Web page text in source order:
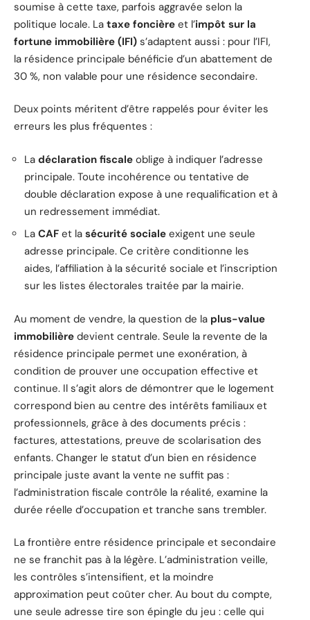
soumise à cette taxe, parfois aggravée selon la
politique locale. La taxe foncière et l’impôt sur la
fortune immobilière (IFI) s’adaptent aussi : pour l’IFI,
la résidence principale bénéficie d’un abattement de
30 %, non valable pour une résidence secondaire.
Deux points méritent d’être rappelés pour éviter les
erreurs les plus fréquentes :
La déclaration fiscale oblige à indiquer l’adresse
principale. Toute incohérence ou tentative de
double déclaration expose à une requalification et à
un redressement immédiat.
La CAF et la sécurité sociale exigent une seule
adresse principale. Ce critère conditionne les
aides, l’affiliation à la sécurité sociale et l’inscription
sur les listes électorales traitée par la mairie.
Au moment de vendre, la question de la plus-value
immobilière devient centrale. Seule la revente de la
résidence principale permet une exonération, à
condition de prouver une occupation effective et
continue. Il s’agit alors de démontrer que le logement
correspond bien au centre des intérêts familiaux et
professionnels, grâce à des documents précis :
factures, attestations, preuve de scolarisation des
enfants. Changer le statut d’un bien en résidence
principale juste avant la vente ne suffit pas :
l’administration fiscale contrôle la réalité, examine la
durée réelle d’occupation et tranche sans trembler.
La frontière entre résidence principale et secondaire
ne se franchit pas à la légère. L’administration veille,
les contrôles s’intensifient, et la moindre
approximation peut coûter cher. Au bout du compte,
une seule adresse tire son épingle du jeu : celle qui